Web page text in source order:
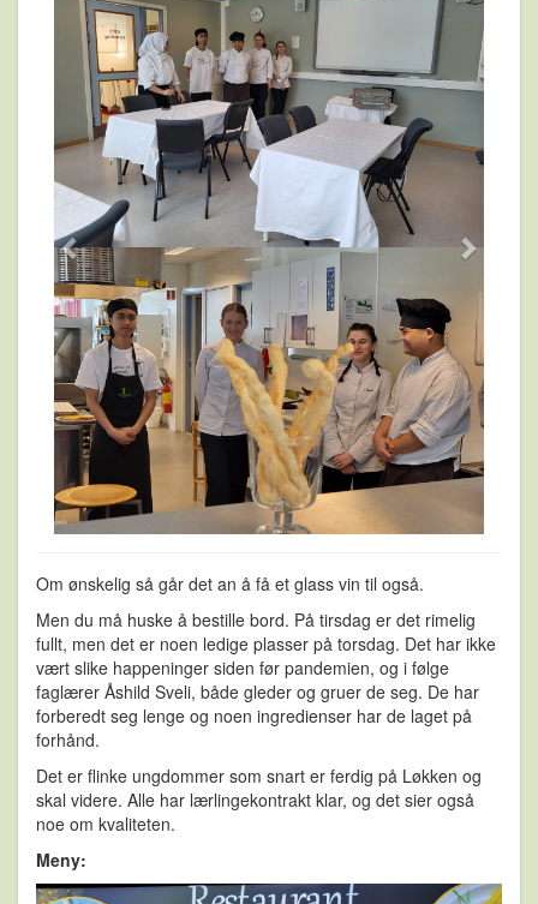
Om ønskelig så går det an å få et glass vin til også.
Men du må huske å bestille bord. På tirsdag er det rimelig
fullt, men det er noen ledige plasser på torsdag. Det har ikke
vært slike happeninger siden før pandemien, og i følge
faglærer Åshild Sveli, både gleder og gruer de seg. De har
forberedt seg lenge og noen ingredienser har de laget på
forhånd.
Det er flinke ungdommer som snart er ferdig på Løkken og
skal videre. Alle har lærlingekontrakt klar, og det sier også
noe om kvaliteten.
Meny: